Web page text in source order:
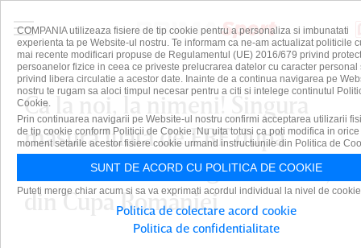
Ca la noi, la nimeni! Singura
măsură luată de FRF după
scandalul de la tragerea la sorţi
din Cupa României
COMPANIA utilizeaza fisiere de tip cookie pentru a personaliza si imbunatati
experienta ta pe Website-ul nostru. Te informam ca ne-am actualizat politicile
mai recente modificari propuse de Regulamentul (UE) 2016/679 privind
persoanelor fizice in ceea ce priveste prelucrarea datelor cu caracter personal
privind libera circulatie a acestor date. Inainte de a continua navigarea pe
nostru te rugam sa aloci timpul necesar pentru a citi si intelege continutul
Cookie.
Prin continuarea navigarii pe Website-ul nostru confirmi acceptarea utilizarii
de tip cookie conform Politicii de Cookie. Nu uita totusi ca poti modifica in orice
moment setarile acestor fisiere cookie urmand instructiunile din Politica de
SUNT DE ACORD CU POLITICA DE COOKIE
Puteti merge chiar acum si sa va exprimati acordul individual la nivel de
Politica de colectare acord cookie
Politica de confidentialitate